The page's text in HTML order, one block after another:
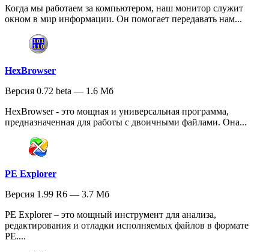
Когда мы работаем за компьютером, наш монитор служит
окном в мир информации. Он помогает передавать нам...
HexBrowser
Версия 0.72 beta — 1.6 Мб
HexBrowser - это мощная и универсальная программа,
предназначенная для работы с двоичными файлами. Она...
PE Explorer
Версия 1.99 R6 — 3.7 Мб
PE Explorer – это мощный инструмент для анализа,
редактирования и отладки исполняемых файлов в формате
PE....